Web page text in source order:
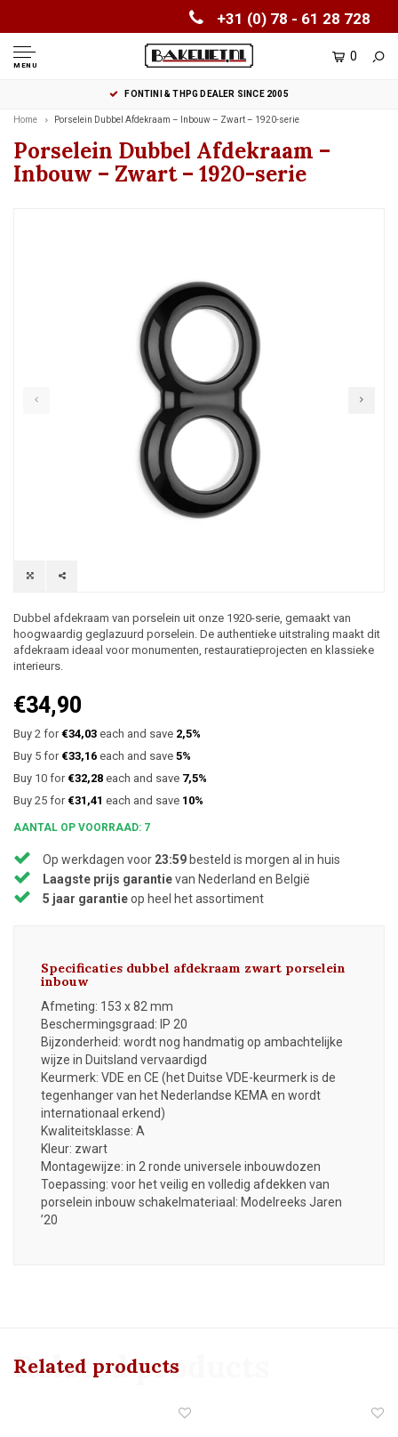
+31 (0) 78 - 61 28 728
MENU
0
FONTINI & THPG DEALER SINCE 2005
Home Porselein Dubbel Afdekraam – Inbouw – Zwart – 1920-serie
Porselein Dubbel Afdekraam –
Inbouw – Zwart – 1920-serie
Dubbel afdekraam van porselein uit onze 1920-serie, gemaakt van
hoogwaardig geglazuurd porselein. De authentieke uitstraling maakt dit
afdekraam ideaal voor monumenten, restauratieprojecten en klassieke
interieurs.
€34,90
Buy 2 for €34,03 each and save 2,5%
Buy 5 for €33,16 each and save 5%
Buy 10 for €32,28 each and save 7,5%
Buy 25 for €31,41 each and save 10%
AANTAL OP VOORRAAD: 7
Op werkdagen voor 23:59 besteld is morgen al in huis
Laagste prijs garantievan Nederland en België
5 jaar garantieop heel het assortiment
Specificaties dubbel afdekraam zwart porselein
inbouw
Afmeting: 153 x 82 mm
Beschermingsgraad: IP 20
Bijzonderheid: wordt nog handmatig op ambachtelijke
wijze in Duitsland vervaardigd
Keurmerk: VDE en CE (het Duitse VDE-keurmerk is de
tegenhanger van het Nederlandse KEMA en wordt
internationaal erkend)
Kwaliteitsklasse: A
Kleur: zwart
Montagewijze: in 2 ronde universele inbouwdozen
Toepassing: voor het veilig en volledig afdekken van
porselein inbouw schakelmateriaal: Modelreeks Jaren
’20
Related products
Related products